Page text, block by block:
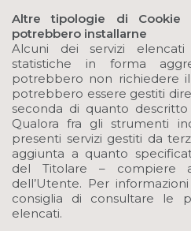
Altre tipologie di
potrebbero installarne
Alcuni dei servizi
statistiche in forma
potrebbero non richiedere
potrebbero essere gestiti
seconda di quanto
Qualora fra gli strumenti
presenti servizi gestiti da
aggiunta a quanto
del Titolare – compiere
dell’Utente. Per
consiglia di consultare le
elencati.